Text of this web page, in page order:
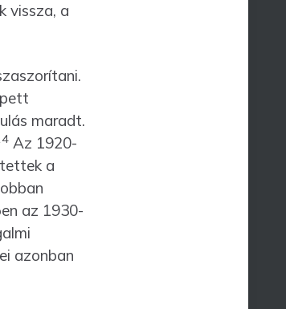
vissza, a
maradt.
Az 1920-
a
az 1930-
azonban